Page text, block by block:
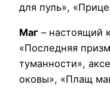
для пуль»,
Маг – настоящий
«Последняя
туманности»,
оковы», «Плащ